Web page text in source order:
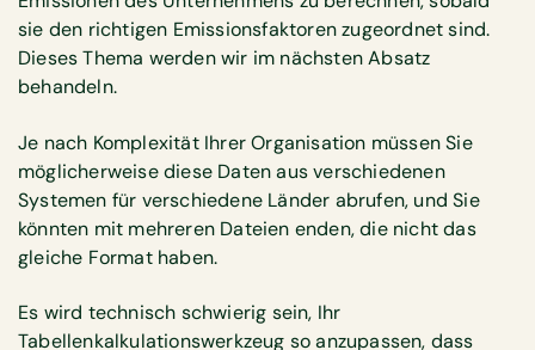
sie den richtigen Emissionsfaktoren zugeordnet sind.
Dieses Thema werden wir im nächsten Absatz
behandeln.
Je nach Komplexität Ihrer Organisation müssen Sie
möglicherweise diese Daten aus verschiedenen
Systemen für verschiedene Länder abrufen, und Sie
könnten mit mehreren Dateien enden, die nicht das
gleiche Format haben.
Es wird technisch schwierig sein, Ihr
Tabellenkalkulationswerkzeug so anzupassen, dass